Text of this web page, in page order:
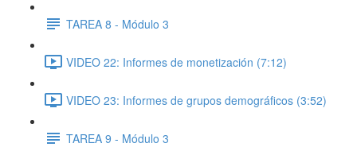
TAREA 8 - Módulo 3
VIDEO 22: Informes de monetización (7:12)
VIDEO 23: Informes de grupos demográficos (3:52)
TAREA 9 - Módulo 3